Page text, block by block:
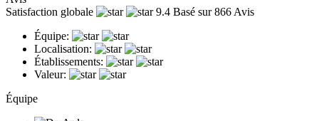
Satisfaction globale
9.4 Basé sur 866 Avis
Équipe:
Localisation:
Établissements:
Valeur:
Équipe